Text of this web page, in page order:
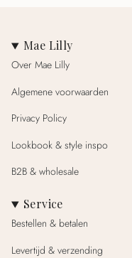
Mae Lilly
Over Mae Lilly
Algemene voorwaarden
Privacy Policy
Lookbook & style inspo
B2B & wholesale
Service
Bestellen & betalen
Levertijd & verzending